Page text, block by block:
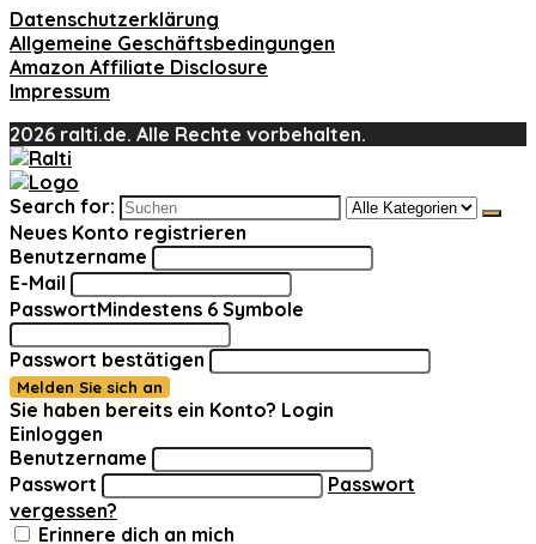
Datenschutzerklärung
Allgemeine Geschäftsbedingungen
Amazon Affiliate Disclosure
Impressum
2026 ralti.de. Alle Rechte vorbehalten.
Search for:
Neues Konto registrieren
Benutzername
E-Mail
PasswortMindestens 6 Symbole
Passwort bestätigen
Melden Sie sich an
Sie haben bereits ein Konto? Login
Einloggen
Benutzername
Passwort
Passwort
vergessen?
Erinnere dich an mich